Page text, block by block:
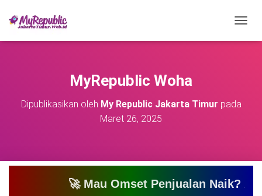
O
A
S
MyRepublic Woha
Dipublikasikan oleh My Republic Jakarta Timur pada
Maret 26, 2025
🚀 Mau Omset Penjualan Naik? Atau Mau